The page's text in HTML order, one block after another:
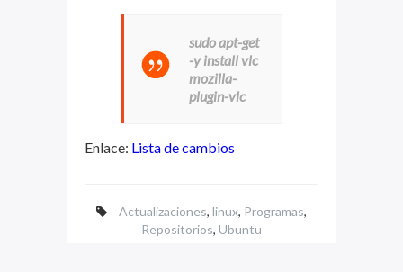
sudo apt-get
-y install vlc
mozilla-
plugin-vlc
Enlace: Lista de cambios
Actualizaciones, linux, Programas,
Repositorios, Ubuntu